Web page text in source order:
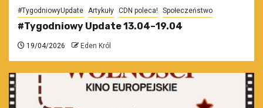
#TygodniowyUpdate Artykuły CDN poleca! Społeczeństwo
#Tygodniowy Update 13.04–19.04
19/04/2026 Eden Król